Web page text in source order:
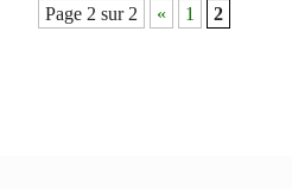
Navigation
Page 2 sur 2 « 1 2